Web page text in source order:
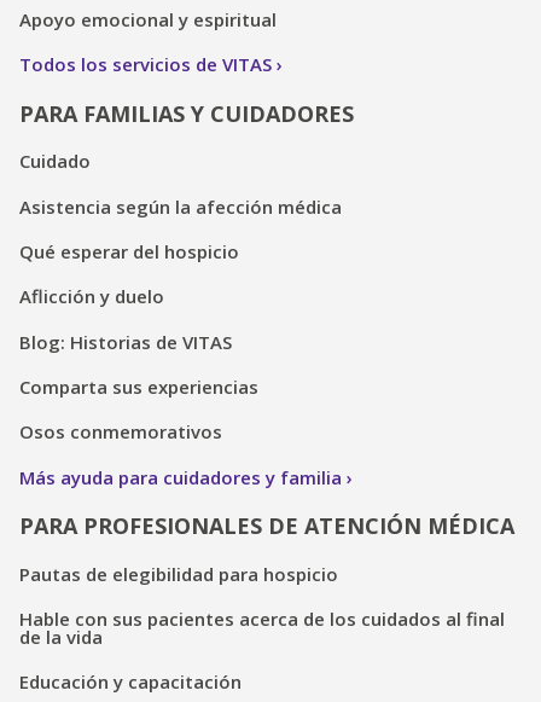
Apoyo emocional y espiritual
Todos los servicios de VITAS
PARA FAMILIAS Y CUIDADORES
Cuidado
Asistencia según la afección médica
Qué esperar del hospicio
Aflicción y duelo
Blog: Historias de VITAS
Comparta sus experiencias
Osos conmemorativos
Más ayuda para cuidadores y familia
PARA PROFESIONALES DE ATENCIÓN MÉDICA
Pautas de elegibilidad para hospicio
Hable con sus pacientes acerca de los cuidados al final
de la vida
Educación y capacitación